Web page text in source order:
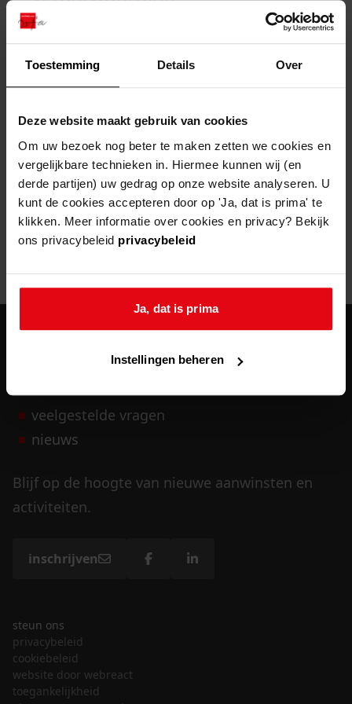
Toestemming Details Over
Deze website maakt gebruik van cookies
Om uw bezoek nog beter te maken zetten we cookies en
vergelijkbare technieken in. Hiermee kunnen wij (en
derde partijen) uw gedrag op onze website analyseren. U
kunt de cookies accepteren door op 'Ja, dat is prima' te
klikken. Meer informatie over cookies en privacy? Bekijk
ons privacybeleid privacybeleid
Ja, dat is prima
Instellingen beheren
bouwvergunningen
omgevingsvergunningen
vergunningen
uitleg nodig?
Wij helpen u op weg met een aantal zoektips.
bekijk alle zoektips
Wij helpen u op weg met een aantal zoektips.
bekijk alle zoektips
bekijk ons geschiedenislokaal
advisering en toezicht
beleidsplan
gemeenschappelijke regeling
publiek jaarverslag
steun het archief
U kunt ook Vriend worden en het Westfries
Archief steunen.
meer weten
zoektips
Door een fout tijdens het verwerken van deze pagina is het niet
404- Not Found
Mogelijk kunt u deze pagina niet bezoeken door:
een verouderde bladwijzer/favoriet
veelgestelde vragen
nieuws
Blijf op de hoogte van nieuwe aanwinsten en
activiteiten.
inschrijven
steun ons
privacybeleid
cookiebeleid
website door webreact
toegankelijkheid